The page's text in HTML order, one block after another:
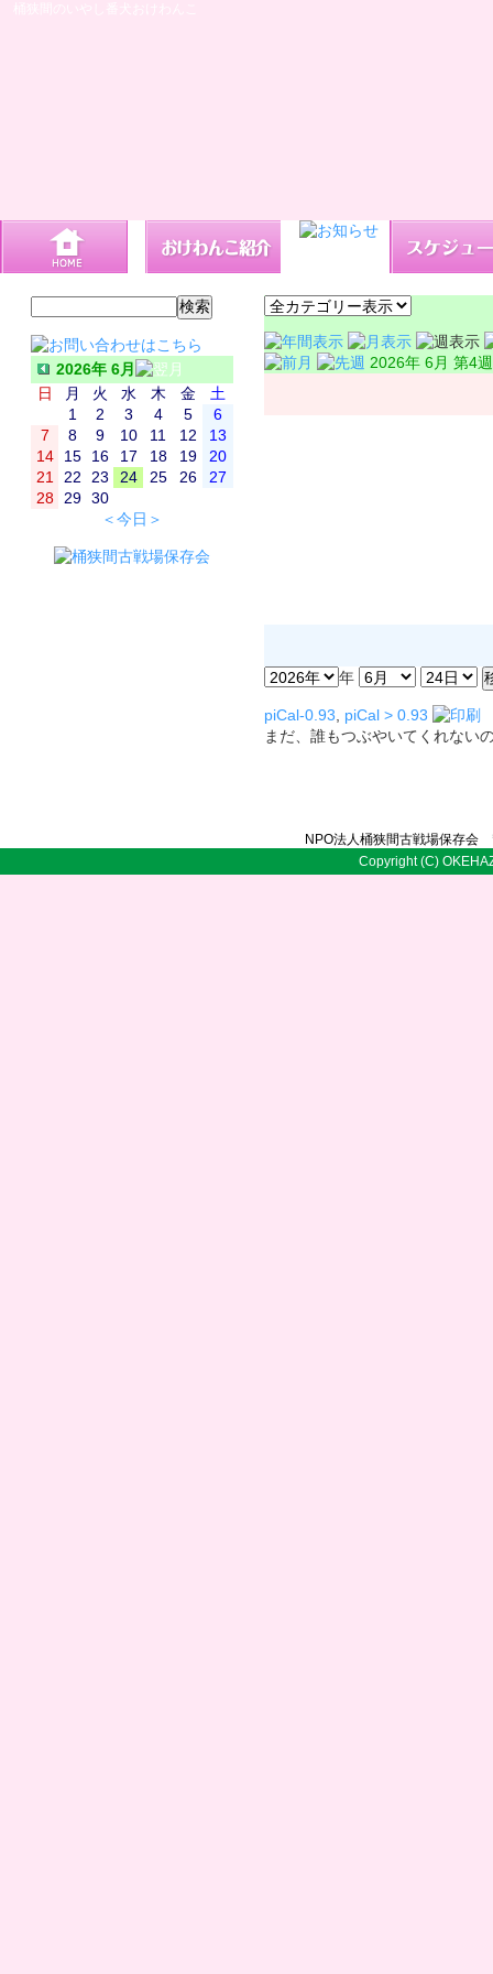
2026年 6月
日
月 火 水 木 金
土
1
2 3 4 5
6
7
8 9 10 11 12
13
14
15 16 17 18 19
20
21
22 23 24 25 26
27
28
29
30
＜今日＞
2026年 6月 第4週
年
piCal-0.93, piCal > 0.93
まだ、誰もつぶやいてくれな
NPO法人桶狭間古戦場保存
Copyright (C)